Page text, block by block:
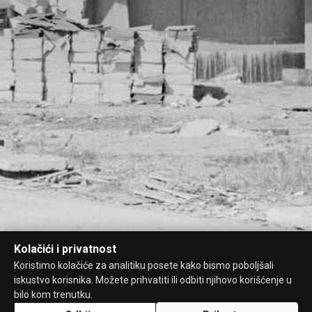
Kolačići i privatnost
Koristimo kolačiće za analitiku posete kako bismo poboljšali
iskustvo korisnika. Možete prihvatiti ili odbiti njihovo korišćenje u
bilo kom trenutku.